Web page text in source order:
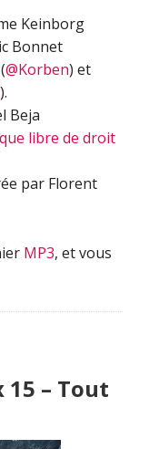
Keinborg
Bonnet
@Korben) et
).
Beja
libre de droit
par Florent
MP3, et vous
15 – Tout